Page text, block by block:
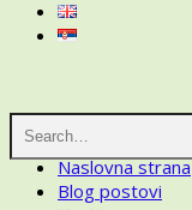
Naslovna strana
Blog postovi